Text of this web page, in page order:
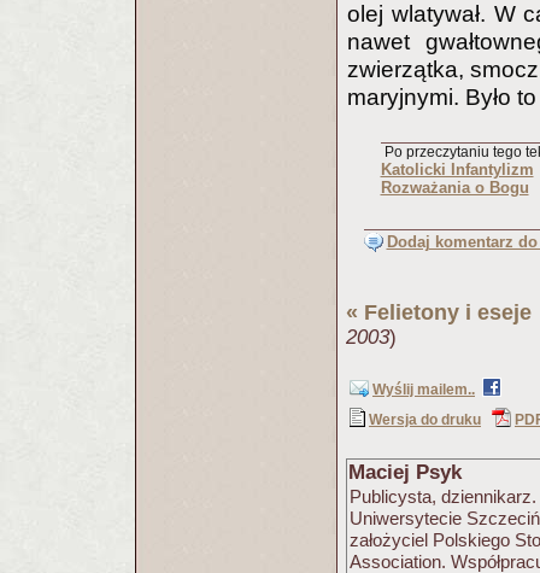
olej wlatywał. W
nawet
zwierzątka,
maryjnymi. Było
Po przeczytaniu tego
Katolicki Infantylizm
Rozważania o Bogu
Dodaj komentarz
« Felietony i eseje
2003)
Wyślij mailem..
Wersja do druku
Maciej Psyk
Publicysta, dziennikarz.
Uniwersytecie
założyciel Polskiego
Association.